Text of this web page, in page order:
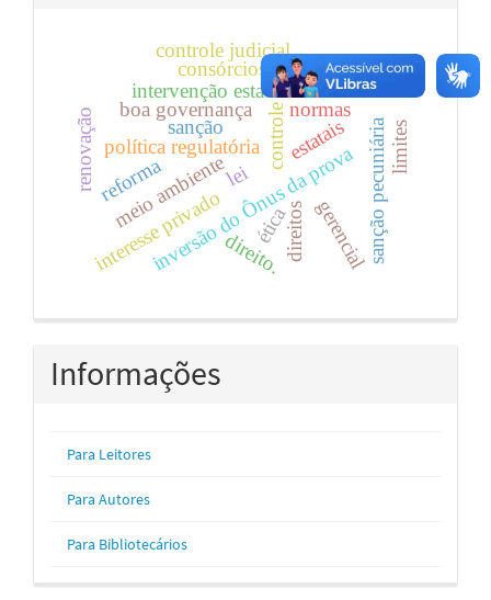
inversão do Ônus da prova
controle
política regulatória
intervenção estatal na economia
meio ambiente
consórcios intermunicipais
sanção pecuniária
direitos
boa governança
controle judicial
gerencial
renovação sanção
ética
lei
estatais
reforma
interesse privadodireito.
limites
normas
Informações
Para Leitores
Para Autores
Para Bibliotecários